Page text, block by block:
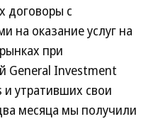
договоры с
на оказание услуг на
при
General Investment
утративших свои
месяца мы получили